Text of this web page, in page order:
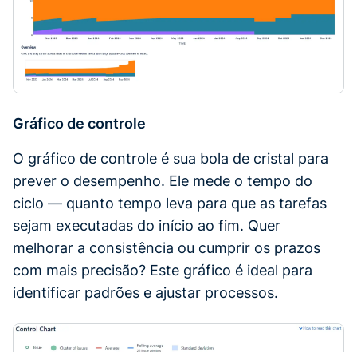
Gráfico de controle
O gráfico de controle é sua bola de cristal para
prever o desempenho. Ele mede o tempo do
ciclo — quanto tempo leva para que as tarefas
sejam executadas do início ao fim. Quer
melhorar a consistência ou cumprir os prazos
com mais precisão? Este gráfico é ideal para
identificar padrões e ajustar processos.